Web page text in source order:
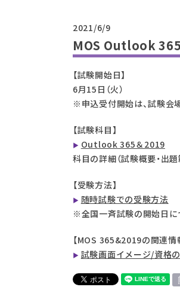
2021/6/9
MOS Outlook
【試験開始日】
6月15日（火）
※申込受付開始は、試験会
【試験科目】
Outlook 365＆2019
科目の詳細（試験概要・出題
【受験方法】
随時試験での受験方法
※全国一斉試験の開始日に
【MOS 365&2019の関連情
試験画面イメージ/資格